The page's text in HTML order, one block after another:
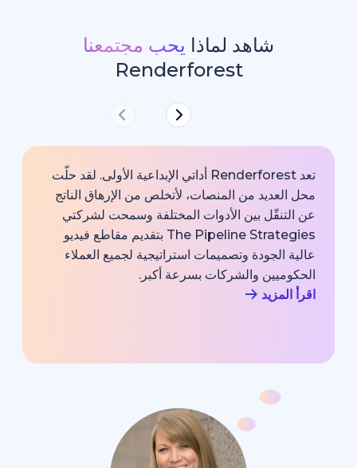
شاهد لماذايحب مجتمعنا
Renderforest
تعد Renderforest أداتي الإبداعية الأولى. لقد حلّت
من المنصات، لأتخلص من الإرهاق الناتج
بين الأدوات المختلفة وسمحت لشركتي
The Pipeline Strategies بتقديم مقاطع فيديو
وتصميمات استراتيجية لجميع العملاء
والشركات بسرعة أكبر.